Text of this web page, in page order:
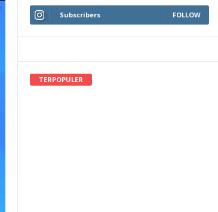
Subscribers FOLLOW